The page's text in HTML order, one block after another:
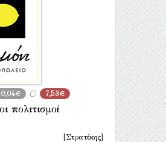
7,53€
πολιτισμοί
[Στρατίκης]